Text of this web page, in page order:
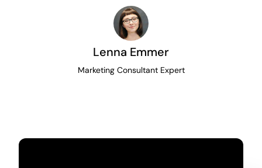
Lenna Emmer
Marketing Consultant Expert